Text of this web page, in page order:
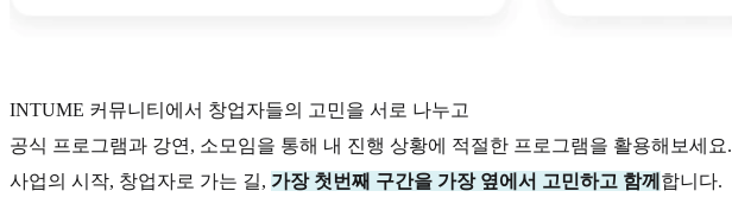
INTUME 커뮤니티에서 창업자들의 고민을 서로 나누고
공식 프로그램과 강연, 소모임을 통해 내 진행 상황에 적절한 프로그램을 활용해보세요.
사업의 시작, 창업자로 가는 길, 가장 첫번째 구간을 가장 옆에서 고민하고 함께 합니다.